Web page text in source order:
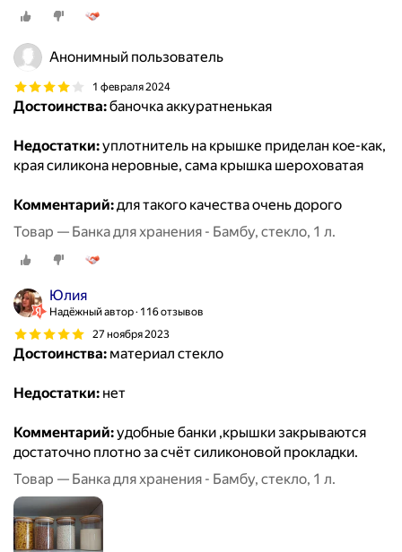
Анонимный пользователь
1 февраля 2024
Достоинства:баночка аккуратненькая
Недостатки:уплотнитель на крышке приделан кое-как,
края силикона неровные, сама крышка шероховатая
Комментарий:для такого качества очень дорого
Товар — Банка для хранения - Бамбу, стекло, 1 л.
Юлия
Надёжный автор 116 отзывов
27 ноября 2023
Достоинства: материал стекло
Недостатки: нет
Комментарий:удобные банки ,крышки закрываются
достаточно плотно за счёт силиконовой прокладки.
Товар — Банка для хранения - Бамбу, стекло, 1 л.